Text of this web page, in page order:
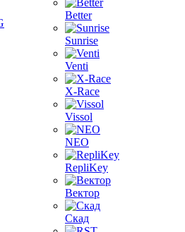
Better
Sunrise
Venti
X-Race
Vissol
NEO
RepliKey
Вектор
Скад